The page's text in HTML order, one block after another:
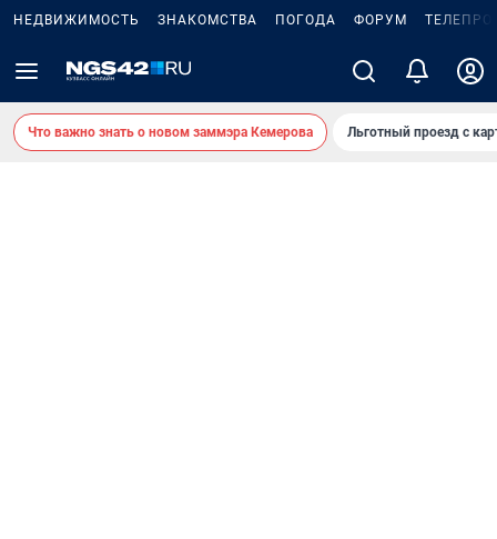
НЕДВИЖИМОСТЬ ЗНАКОМСТВА ПОГОДА ФОРУМ
Что важно знать о новом заммэра Кемерова Льготный проезд с